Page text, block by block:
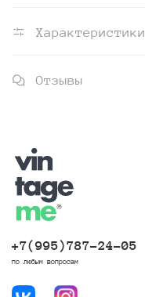
Характеристики
Отзывы
+7(995)787-24-05
по любым вопросам